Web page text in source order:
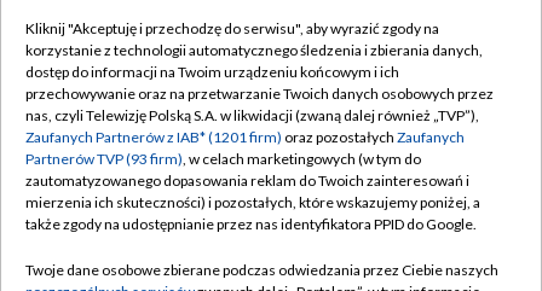
TVP
Abonament TVP
Emisja w TVP
Centrum informacji TVP
Naziemna Telewizja Cyfrowa
Regulamin TVP
Polityka prywatności
Moje zgody
Pomoc
Kliknij "Akceptuję i przechodzę do serwisu", aby wyrazić zgody na
korzystanie z technologii automatycznego śledzenia i zbierania danych,
dostęp do informacji na Twoim urządzeniu końcowym i ich
przechowywanie oraz na przetwarzanie Twoich danych osobowych przez
nas, czyli Telewizję Polską S.A. w likwidacji (zwaną dalej również „TVP”),
Zaufanych Partnerów z IAB* (1201 firm) oraz pozostałych Zaufanych
Partnerów TVP (93 firm), w celach marketingowych (w tym do
zautomatyzowanego dopasowania reklam do Twoich zainteresowań i
mierzenia ich skuteczności) i pozostałych, które wskazujemy poniżej, a
także zgody na udostępnianie przez nas identyfikatora PPID do Google.
Twoje dane osobowe zbierane podczas odwiedzania przez Ciebie naszych